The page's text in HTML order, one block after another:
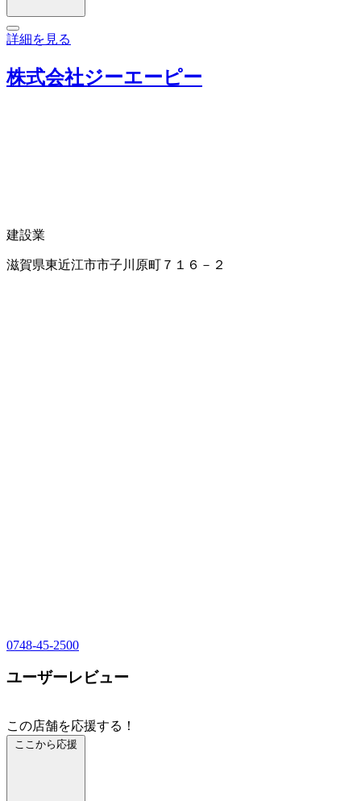
詳細を見る
株式会社ジーエーピー
建設業
滋賀県東近江市市子川原町７１６－２
0748-45-2500
ユーザーレビュー
この店舗を応援する！
ここから応援